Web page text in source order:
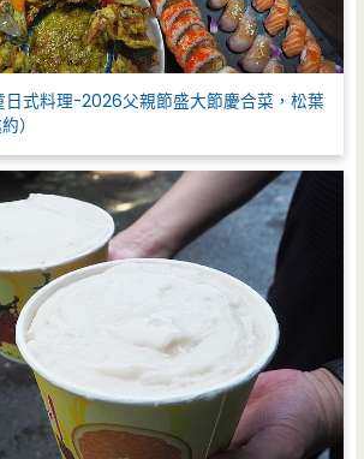
式料理-2026父親節盛大節慶合菜，松葉
）